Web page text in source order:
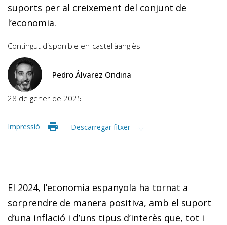
suports per al creixement del conjunt de
l’economia.
Contingut disponible en castellàanglès
Pedro Álvarez Ondina
28 de gener de 2025
Impressió Descarregar fitxer
El 2024, l’economia espanyola ha tornat a
sorprendre de manera positiva, amb el suport
d’una inflació i d’uns tipus d’interès que, tot i